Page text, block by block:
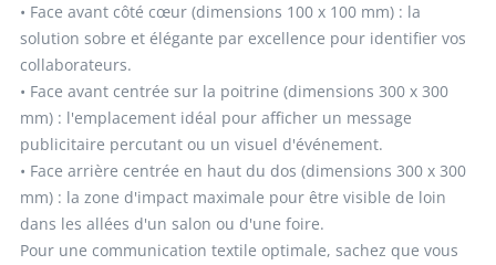
• Face avant côté cœur (dimensions 100 x 100 mm) : la
solution sobre et élégante par excellence pour identifier vos
collaborateurs.
• Face avant centrée sur la poitrine (dimensions 300 x 300
mm) : l'emplacement idéal pour afficher un message
publicitaire percutant ou un visuel d'événement.
• Face arrière centrée en haut du dos (dimensions 300 x 300
mm) : la zone d'impact maximale pour être visible de loin
dans les allées d'un salon ou d'une foire.
Pour une communication textile optimale, sachez que vous